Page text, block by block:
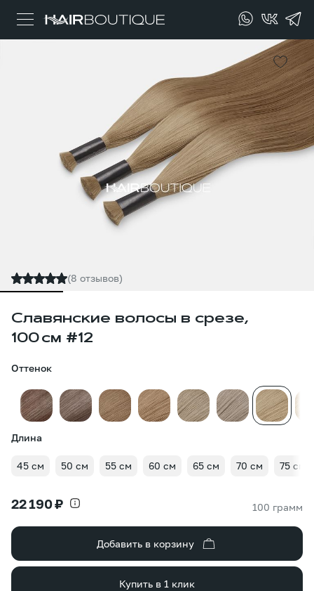
(8 отзывов)
Славянские волосы в срезе,
100 см #12
Оттенок
Длина
45 см 50 см 55 см 60 см 65 см 70 см 75 см
22 190 ₽ 100 грамм
Добавить в корзину
Купить в 1 клик